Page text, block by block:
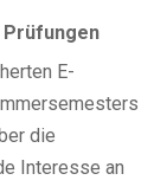
Prüfungen
E-
die
Interesse an